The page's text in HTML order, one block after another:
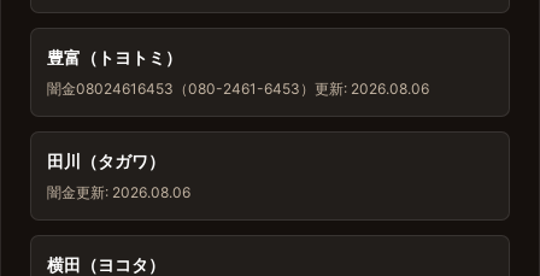
豊富（トヨトミ）
闇金08024616453（080-2461-6453） 更新: 2026.08.06
田川（タガワ）
闇金更新: 2026.08.06
横田（ヨコタ）